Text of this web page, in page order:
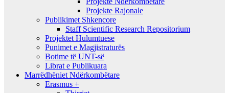
Projekte Rajonale
Publikimet Shkencore
Staff Scientific Research Repositorium
Projektet Hulumtuese
Punimet e Magjistraturës
Botime të UNT-së
Librat e Publikuara
Marrëdhëniet Ndërkombëtare
Erasmus +